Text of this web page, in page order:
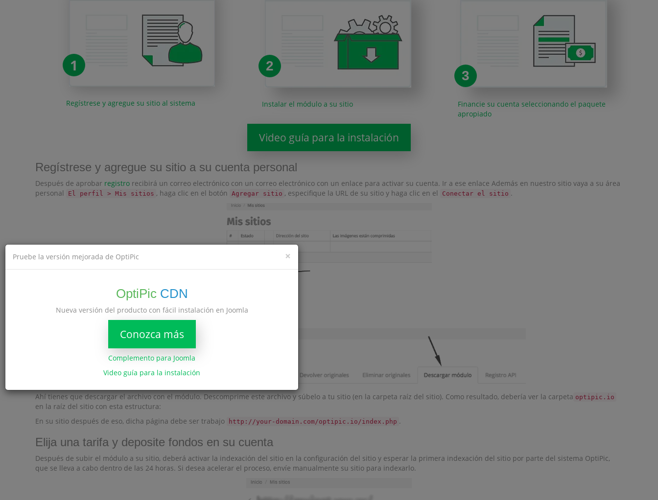
1
Regístrese y agregue su sitio al sistema
2
Instalar el módulo a su sitio
3
Financie su cuenta seleccionando el paquete
apropiado
Video guía para la instalación
Regístrese y agregue su sitio a su cuenta personal
Después de aprobar registro recibirá un correo electrónico con un correo electrónico con un enlace para activar su cuenta. Ir a ese enlace Además en nuestro sitio vaya a su área
personal
El perfil > Mis sitios , haga clic en el botón Agregar sitio , especifique la URL de su sitio y haga clic en el Conectar el sitio .
Descargue e instale el módulo en su sitio
Después de agregar el sitio al sistema, vaya a la pestaña
Ahí tienes que descargar el archivo con el módulo. Descomprime este archivo y súbelo a tu sitio (en la carpeta raíz del sitio). Como resultado, debería ver la carpeta optipic.io
en la raíz del sitio con esta estructura:
En su sitio después de eso, dicha página debe ser trabajo
http://your-domain.com/optipic.io/index.php .
Elija una tarifa y deposite fondos en su cuenta
Después de subir el módulo a su sitio, deberá activar la indexación del sitio en la configuración del sitio y esperar la primera indexación del sitio por parte del sistema OptiPic,
que se lleva a cabo dentro de las 24 horas. Si desea acelerar el proceso, envíe manualmente su sitio para indexarlo.
×
Pruebe la versión mejorada de OptiPic
OptiPic CDN
Nueva versión del producto con fácil instalación en Joomla
Conozca más
Complemento para Joomla
Video guía para la instalación